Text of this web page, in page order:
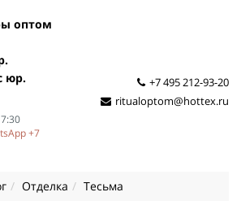
оптом
юр.
+7
+7 495 212-93-20
ritualoptom@hottex.ru
Отделка Тесьма